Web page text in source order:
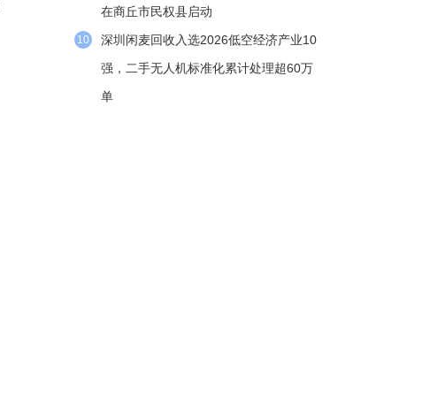
在商丘市民权县启动
10
深圳闲麦回收入选2026低空经济产业10
强，二手无人机标准化累计处理超60万
单